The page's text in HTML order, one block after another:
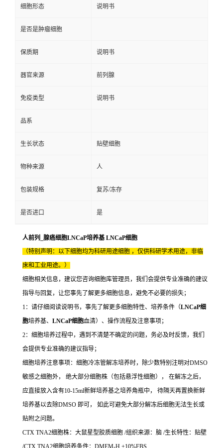
细胞形态 说明书
是否是肿瘤细胞
保质期 说明书
器官来源 前列腺
免疫类型 说明书
品系
生长状态 贴壁细胞
物种来源 人
包装规格 复苏/冻存
是否进口 是
人前列_腺癌细胞LNCaP培养基 LNCaP细胞
（特别声明：以下细胞均为科研用途细胞 ，仅供科研学术用途，非临
床和工业用途。）
细胞相关信息，建议您咨询细胞库管理员，我们会提供专业准确的建议
指导与回复，让您事先了解更多细胞信息，避免不必要的损失；
1：请仔细阅读说明书，事先了解更多细胞特性、培养条件（LNCaP细
胞培养基、 LNCaP细胞血清）、操作流程及注意事项；
2：细胞培养过程中，遇到不清楚不确定的问题，务必及时反馈，我们
会提供专业准确的建议指导；
细胞培养注意事项：细胞冷冻管解冻培养时，除少数特别注明对DMSO
敏感之细胞外， 绝大部分细胞株（包括悬浮性细胞）， 在解冻之后，
应直接放入含有10-15ml新鲜培养基之培养角瓶中， 待隔天再置换新鲜
培养基以去除DMSO 即可， 如此可避免大部分解冻后细胞无法生长或
贴附之问题。
CTX TNA2细胞株：大鼠星型胶质细胞 /组织来源：脑 /生长特性：贴壁
/CTX TNA2细胞培养条件：DMEM-H +10%FBS